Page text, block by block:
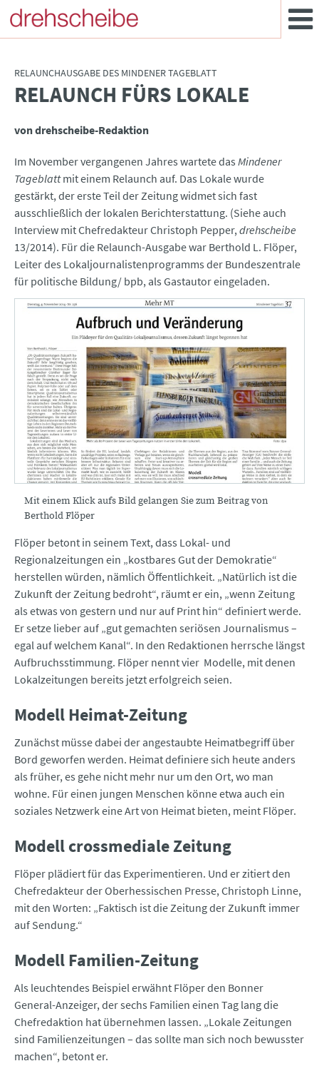
RELAUNCHAUSGABE DES MINDENER TAGEBLATT
:RELAUNCH FÜRS LOKALE
von drehscheibe-Redaktion
Im November vergangenen Jahres wartete das Mindener
Tageblattmit einem Relaunch auf. Das Lokale wurde
gestärkt, der erste Teil der Zeitung widmet sich fast
ausschließlich der lokalen Berichterstattung. (Siehe auch
Interview mit Chefredakteur Christoph Pepper,drehscheibe
13/2014). Für die Relaunch-Ausgabe war Berthold L. Flöper,
Leiter des Lokaljournalistenprogramms der Bundeszentrale
für politische Bildung/ bpb, als Gastautor eingeladen.
Mit einem Klick aufs Bild gelangen Sie zum Beitrag von
Berthold Flöper
Flöper betont in seinem Text, dass Lokal- und
Regionalzeitungen ein „kostbares Gut der Demokratie“
herstellen würden, nämlich Öffentlichkeit. „Natürlich ist die
Zukunft der Zeitung bedroht“, räumt er ein, „wenn Zeitung
als etwas von gestern und nur auf Print hin“ definiert werde.
Er setze lieber auf „gut gemachten seriösen Journalismus –
egal auf welchem Kanal“. In den Redaktionen herrsche längst
Aufbruchsstimmung. Flöper nennt vier Modelle, mit denen
Lokalzeitungen bereits jetzt erfolgreich seien.
Modell Heimat-Zeitung
Zunächst müsse dabei der angestaubte Heimatbegriff über
Bord geworfen werden. Heimat definiere sich heute anders
als früher, es gehe nicht mehr nur um den Ort, wo man
wohne. Für einen jungen Menschen könne etwa auch ein
soziales Netzwerk eine Art von Heimat bieten, meint Flöper.
Modell crossmediale Zeitung
Flöper plädiert für das Experimentieren. Und er zitiert den
Chefredakteur der Oberhessischen Presse, Christoph Linne,
mit den Worten: „Faktisch ist die Zeitung der Zukunft immer
auf Sendung.“
Modell Familien-Zeitung
Als leuchtendes Beispiel erwähnt Flöper den Bonner
General-Anzeiger, der sechs Familien einen Tag lang die
Chefredaktion hat übernehmen lassen. „Lokale Zeitungen
sind Familienzeitungen – das sollte man sich noch bewusster
machen“, betont er.